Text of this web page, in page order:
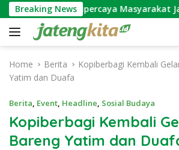
k
Breaking News
yang Dipercaya Masyarakat Jawa
Home Berita
Kopiberbagi Kembali
Yatim dan Duafa
Berita, Event, Headline, Sosial Budaya
Kopiberbagi Kembali
Bareng Yatim dan